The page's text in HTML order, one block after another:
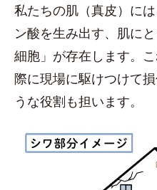
私たちの肌（真皮）に
ン酸を生み出す、肌に
細胞」が存在します。
際に現場に駆けつけて
うな役割も担います。